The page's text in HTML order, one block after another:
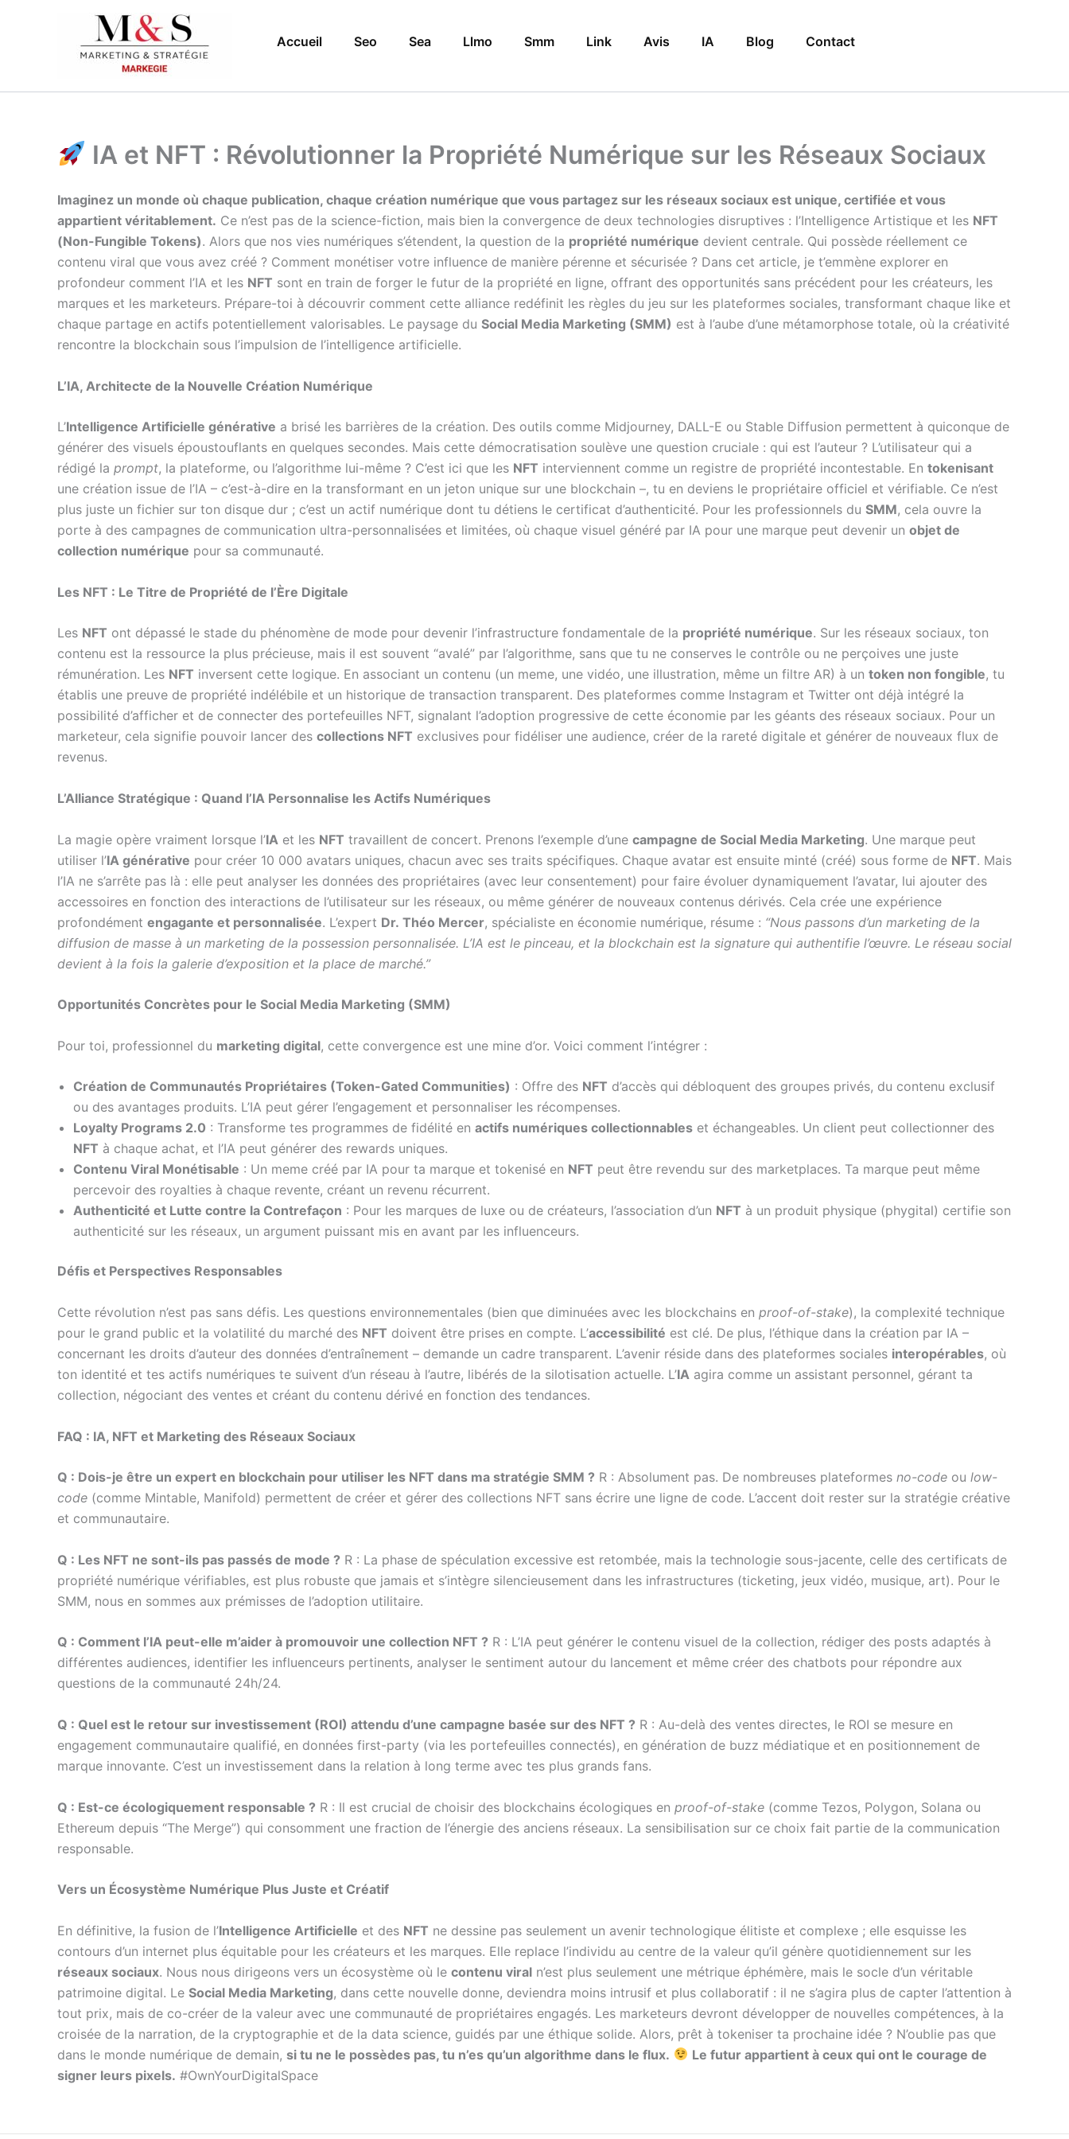
Accueil Seo Sea Llmo Smm Link Avis IA Blog Contact
IA et NFT : Révolutionner la Propriété Numérique sur les Réseaux Sociaux
Imaginez un monde où chaque publication, chaque création numérique que vous partagez sur les réseaux sociaux est unique, certifiée et vous
appartient véritablement. Ce n’est pas de la science-fiction, mais bien la convergence de deux technologies disruptives : l’Intelligence Artistique et les NFT
(Non-Fungible Tokens). Alors que nos vies numériques s’étendent, la question de la propriété numérique devient centrale. Qui possède réellement ce
contenu viral que vous avez créé ? Comment monétiser votre influence de manière pérenne et sécurisée ? Dans cet article, je t’emmène explorer en
profondeur comment l’IA et les NFT sont en train de forger le futur de la propriété en ligne, offrant des opportunités sans précédent pour les créateurs, les
marques et les marketeurs. Prépare-toi à découvrir comment cette alliance redéfinit les règles du jeu sur les plateformes sociales, transformant chaque like et
chaque partage en actifs potentiellement valorisables. Le paysage du Social Media Marketing (SMM) est à l’aube d’une métamorphose totale, où la créativité
rencontre la blockchain sous l’impulsion de l’intelligence artificielle.
L’IA, Architecte de la Nouvelle Création Numérique
L’Intelligence Artificielle générative a brisé les barrières de la création. Des outils comme Midjourney, DALL-E ou Stable Diffusion permettent à quiconque de
générer des visuels époustouflants en quelques secondes. Mais cette démocratisation soulève une question cruciale : qui est l’auteur ? L’utilisateur qui a
rédigé la prompt, la plateforme, ou l’algorithme lui-même ? C’est ici que les NFT interviennent comme un registre de propriété incontestable. En tokenisant
une création issue de l’IA – c’est-à-dire en la transformant en un jeton unique sur une blockchain –, tu en deviens le propriétaire officiel et vérifiable. Ce n’est
plus juste un fichier sur ton disque dur ; c’est un actif numérique dont tu détiens le certificat d’authenticité. Pour les professionnels du SMM, cela ouvre la
porte à des campagnes de communication ultra-personnalisées et limitées, où chaque visuel généré par IA pour une marque peut devenir un objet de
collection numérique pour sa communauté.
Les NFT : Le Titre de Propriété de l’Ère Digitale
Les NFT ont dépassé le stade du phénomène de mode pour devenir l’infrastructure fondamentale de la propriété numérique. Sur les réseaux sociaux, ton
contenu est la ressource la plus précieuse, mais il est souvent “avalé” par l’algorithme, sans que tu ne conserves le contrôle ou ne perçoives une juste
rémunération. Les NFT inversent cette logique. En associant un contenu (un meme, une vidéo, une illustration, même un filtre AR) à un token non fongible, tu
établis une preuve de propriété indélébile et un historique de transaction transparent. Des plateformes comme Instagram et Twitter ont déjà intégré la
possibilité d’afficher et de connecter des portefeuilles NFT, signalant l’adoption progressive de cette économie par les géants des réseaux sociaux. Pour un
marketeur, cela signifie pouvoir lancer des collections NFT exclusives pour fidéliser une audience, créer de la rareté digitale et générer de nouveaux flux de
revenus.
L’Alliance Stratégique : Quand l’IA Personnalise les Actifs Numériques
La magie opère vraiment lorsque l’IA et les NFT travaillent de concert. Prenons l’exemple d’une campagne de Social Media Marketing. Une marque peut
utiliser l’IA générative pour créer 10 000 avatars uniques, chacun avec ses traits spécifiques. Chaque avatar est ensuite minté (créé) sous forme de NFT. Mais
l’IA ne s’arrête pas là : elle peut analyser les données des propriétaires (avec leur consentement) pour faire évoluer dynamiquement l’avatar, lui ajouter des
accessoires en fonction des interactions de l’utilisateur sur les réseaux, ou même générer de nouveaux contenus dérivés. Cela crée une expérience
profondément engagante et personnalisée. L’expert Dr. Théo Mercer, spécialiste en économie numérique, résume : “Nous passons d’un marketing de la
diffusion de masse à un marketing de la possession personnalisée. L’IA est le pinceau, et la blockchain est la signature qui authentifie l’œuvre. Le réseau social
devient à la fois la galerie d’exposition et la place de marché.”
Opportunités Concrètes pour le Social Media Marketing (SMM)
Pour toi, professionnel du marketing digital, cette convergence est une mine d’or. Voici comment l’intégrer :
Création de Communautés Propriétaires (Token-Gated Communities) : Offre des NFT d’accès qui débloquent des groupes privés, du contenu exclusif
ou des avantages produits. L’IA peut gérer l’engagement et personnaliser les récompenses.
Loyalty Programs 2.0 : Transforme tes programmes de fidélité en actifs numériques collectionnables et échangeables. Un client peut collectionner des
NFT à chaque achat, et l’IA peut générer des rewards uniques.
Contenu Viral Monétisable : Un meme créé par IA pour ta marque et tokenisé en NFT peut être revendu sur des marketplaces. Ta marque peut même
percevoir des royalties à chaque revente, créant un revenu récurrent.
Authenticité et Lutte contre la Contrefaçon : Pour les marques de luxe ou de créateurs, l’association d’un NFT à un produit physique (phygital) certifie son
authenticité sur les réseaux, un argument puissant mis en avant par les influenceurs.
Défis et Perspectives Responsables
Cette révolution n’est pas sans défis. Les questions environnementales (bien que diminuées avec les blockchains en proof-of-stake), la complexité technique
pour le grand public et la volatilité du marché des NFT doivent être prises en compte. L’accessibilité est clé. De plus, l’éthique dans la création par IA –
concernant les droits d’auteur des données d’entraînement – demande un cadre transparent. L’avenir réside dans des plateformes sociales interopérables, où
ton identité et tes actifs numériques te suivent d’un réseau à l’autre, libérés de la silotisation actuelle. L’IA agira comme un assistant personnel, gérant ta
collection, négociant des ventes et créant du contenu dérivé en fonction des tendances.
FAQ : IA, NFT et Marketing des Réseaux Sociaux
Q : Dois-je être un expert en blockchain pour utiliser les NFT dans ma stratégie SMM ? R : Absolument pas. De nombreuses plateformes no-code ou low-
code (comme Mintable, Manifold) permettent de créer et gérer des collections NFT sans écrire une ligne de code. L’accent doit rester sur la stratégie créative
et communautaire.
Q : Les NFT ne sont-ils pas passés de mode ? R : La phase de spéculation excessive est retombée, mais la technologie sous-jacente, celle des certificats de
propriété numérique vérifiables, est plus robuste que jamais et s’intègre silencieusement dans les infrastructures (ticketing, jeux vidéo, musique, art). Pour le
SMM, nous en sommes aux prémisses de l’adoption utilitaire.
Q : Comment l’IA peut-elle m’aider à promouvoir une collection NFT ? R : L’IA peut générer le contenu visuel de la collection, rédiger des posts adaptés à
différentes audiences, identifier les influenceurs pertinents, analyser le sentiment autour du lancement et même créer des chatbots pour répondre aux
questions de la communauté 24h/24.
Q : Quel est le retour sur investissement (ROI) attendu d’une campagne basée sur des NFT ? R : Au-delà des ventes directes, le ROI se mesure en
engagement communautaire qualifié, en données first-party (via les portefeuilles connectés), en génération de buzz médiatique et en positionnement de
marque innovante. C’est un investissement dans la relation à long terme avec tes plus grands fans.
Q : Est-ce écologiquement responsable ? R : Il est crucial de choisir des blockchains écologiques en proof-of-stake (comme Tezos, Polygon, Solana ou
Ethereum depuis “The Merge”) qui consomment une fraction de l’énergie des anciens réseaux. La sensibilisation sur ce choix fait partie de la communication
responsable.
Vers un Écosystème Numérique Plus Juste et Créatif
En définitive, la fusion de l’Intelligence Artificielle et des NFT ne dessine pas seulement un avenir technologique élitiste et complexe ; elle esquisse les
contours d’un internet plus équitable pour les créateurs et les marques. Elle replace l’individu au centre de la valeur qu’il génère quotidiennement sur les
réseaux sociaux. Nous nous dirigeons vers un écosystème où le contenu viral n’est plus seulement une métrique éphémère, mais le socle d’un véritable
patrimoine digital. Le Social Media Marketing, dans cette nouvelle donne, deviendra moins intrusif et plus collaboratif : il ne s’agira plus de capter l’attention à
tout prix, mais de co-créer de la valeur avec une communauté de propriétaires engagés. Les marketeurs devront développer de nouvelles compétences, à la
croisée de la narration, de la cryptographie et de la data science, guidés par une éthique solide. Alors, prêt à tokeniser ta prochaine idée ? N’oublie pas que
dans le monde numérique de demain, si tu ne le possèdes pas, tu n’es qu’un algorithme dans le flux.
Le futur appartient à ceux qui ont le courage de
signer leurs pixels. #OwnYourDigitalSpace